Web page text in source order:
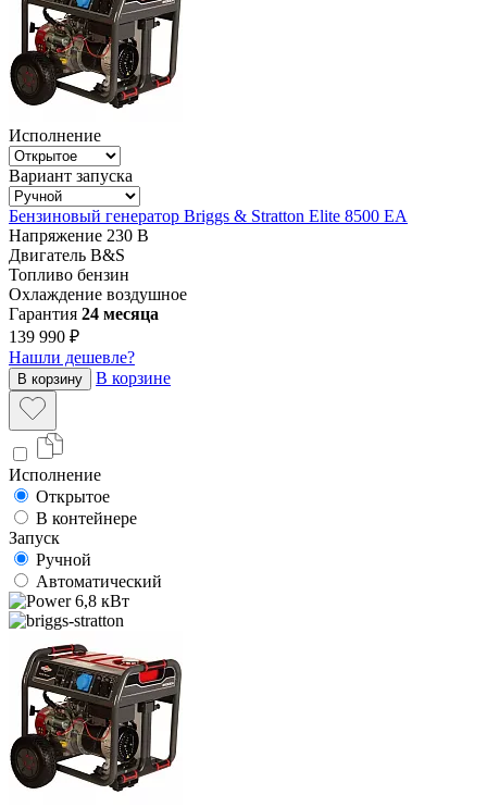
Исполнение
Вариант запуска
Бензиновый генератор Briggs & Stratton Elite 8500 EA
Напряжение 230 В
Двигатель B&S
Топливо бензин
Охлаждение воздушное
Гарантия 24 месяца
139 990 ₽
Нашли дешевле?
В корзину В корзине
Исполнение
Открытое
В контейнере
Запуск
Ручной
Автоматический
6,8 кВт